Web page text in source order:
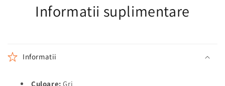
Informatii suplimentare
Informatii
Culoare: Gri